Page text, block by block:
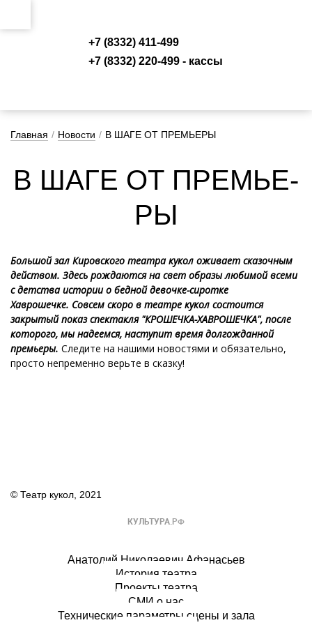
+7 (8332) 411-499
+7 (8332) 220-499 - кассы
Главная / Новости / В ШАГЕ ОТ ПРЕМЬЕРЫ
В ША­ГЕ ОТ ПРЕМЬ­Е­
РЫ
Большой зал Кировского театра кукол оживает сказочным
действом. Здесь рождаются на свет образы любимой всеми
с детства истории о бедной девочке-сиротке
Хаврошечке. Совсем скоро в театре кукол состоится
закрытый показ спектакля "КРОШЕЧКА-ХАВРОШЕЧКА", после
которого, мы надеемся, наступит время долгожданной
премьеры. Следите на нашими новостями и обязательно,
просто непременно верьте в сказку!
© Театр кукол, 2021
Анатолий Николаевич Афанасьев
История театра
Проекты театра
СМИ о нас
Технические параметры сцены и зала